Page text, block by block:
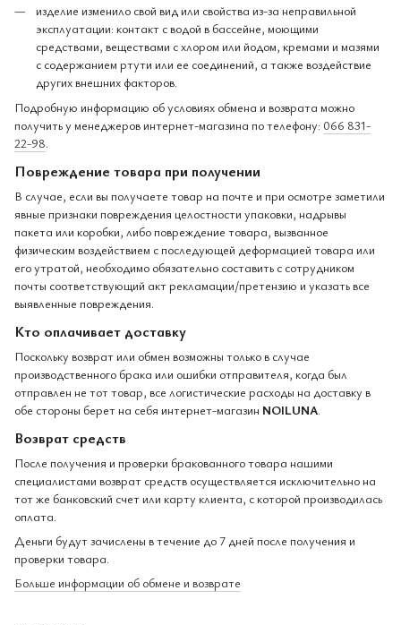
изделие изменило свой вид или свойства из-за неправильной
эксплуатации: контакт с водой в бассейне, моющими
средствами, веществами с хлором или йодом, кремами и мазями
с содержанием ртути или ее соединений, а также воздействие
других внешних факторов.
Подробную информацию об условиях обмена и возврата можно
получить у менеджеров интернет-магазина по телефону: 066 831-
22-98.
Повреждение товара при получении
В случае, если вы получаете товар на почте и при осмотре заметили
явные признаки повреждения целостности упаковки, надрывы
пакета или коробки, либо повреждение товара, вызванное
физическим воздействием с последующей деформацией товара или
его утратой, необходимо обязательно составить с сотрудником
почты соответствующий акт рекламации/претензию и указать все
выявленные повреждения.
Кто оплачивает доставку
Поскольку возврат или обмен возможны только в случае
производственного брака или ошибки отправителя, когда был
отправлен не тот товар, все логистические расходы на доставку в
обе стороны берет на себя интернет-магазин NOILUNA.
Возврат средств
После получения и проверки бракованного товара нашими
специалистами возврат средств осуществляется исключительно на
тот же банковский счет или карту клиента, с которой производилась
оплата.
Деньги будут зачислены в течение до 7 дней после получения и
проверки товара.
Больше информации об обмене и возврате